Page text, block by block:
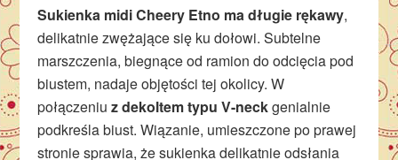
Sukienka midi Cheery Etno ma długie rękawy,
delikatnie zwężające się ku dołowi. Subtelne
marszczenia, biegnące od ramion do odcięcia pod
biustem, nadaje objętości tej okolicy. W
połączeniuz dekoltem typu V-neckgenialnie
podkreśla biust. Wiązanie, umieszczone po prawej
stronie sprawia, że sukienka delikatnie odsłania